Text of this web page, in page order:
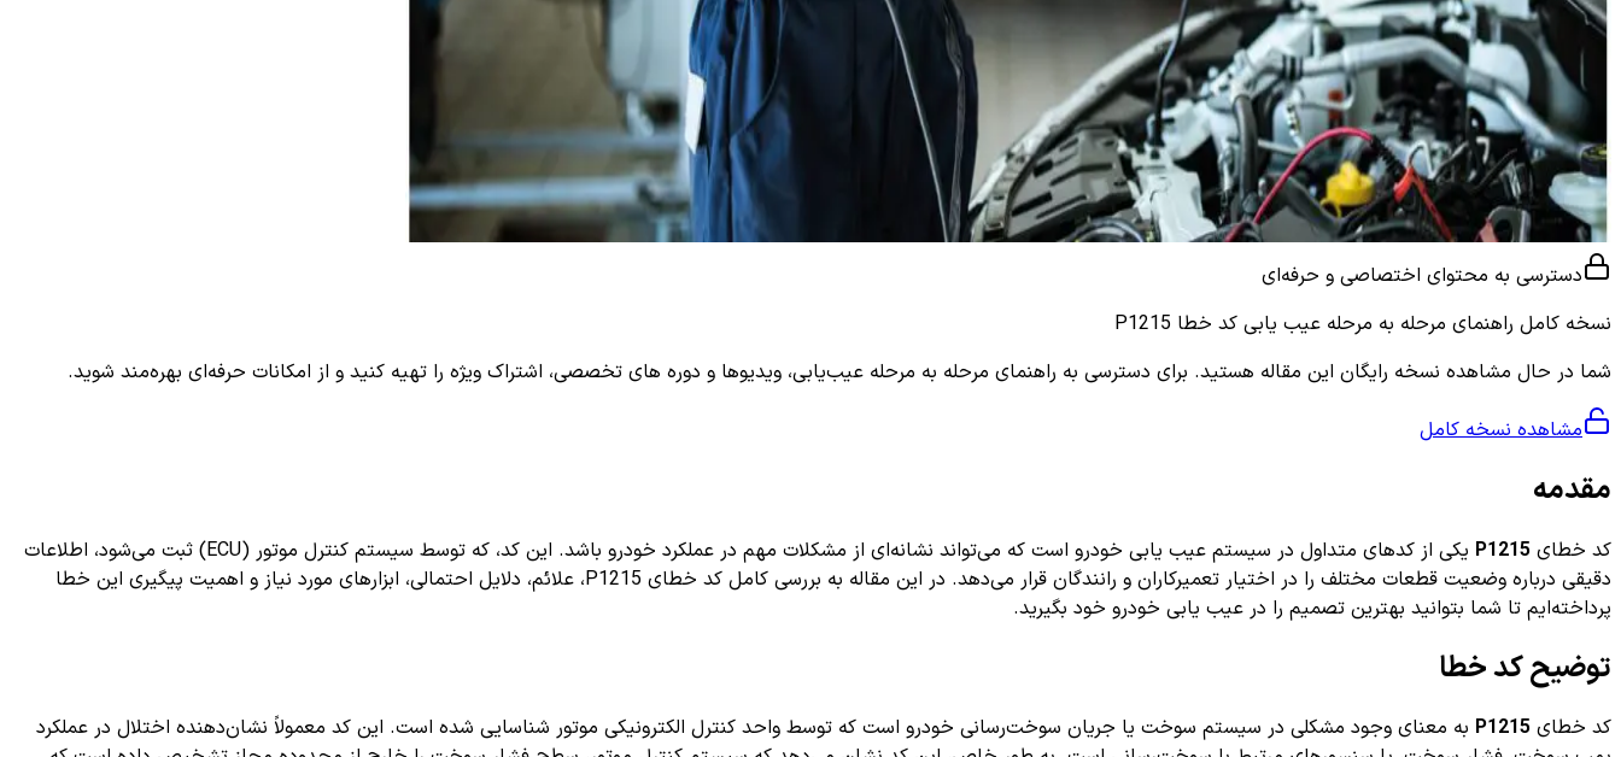
دسترسی به محتوای اختصاصی و حرفه‌ای
نسخه کامل راهنمای مرحله به مرحله عیب یابی کد خطا P1215
شما در حال مشاهده نسخه رایگان این مقاله هستید. برای دسترسی به راهنمای مرحله به مرحله عیب‌یابی، ویدیوها و دوره های تخصصی، اشتراک ویژه را تهیه کنید و از امکانات حرفه‌ای بهره‌مند شوید.
مشاهده نسخه کامل
مقدمه
کد خطای P1215
یکی از کدهای متداول در سیستم عیب یابی خودرو است که می‌تواند نشانه‌ای از مشکلات مهم در عملکرد خودرو باشد. این کد، که توسط سیستم کنترل موتور (ECU) ثبت می‌شود، اطلاعات
دقیقی درباره وضعیت قطعات مختلف را در اختیار تعمیرکاران و رانندگان قرار می‌دهد. در این مقاله به بررسی کامل کد خطای P1215، علائم، دلایل احتمالی، ابزارهای مورد نیاز و اهمیت پیگیری این خطا
پرداخته‌ایم تا شما بتوانید بهترین تصمیم را در عیب یابی خودرو خود بگیرید.
توضیح کد خطا
کد خطای P1215 به معنای وجود مشکلی در سیستم سوخت یا جریان سوخت‌رسانی خودرو است که توسط واحد کنترل الکترونیکی موتور شناسایی شده است. این کد معمولاً نشان‌دهنده اختلال در عملکرد